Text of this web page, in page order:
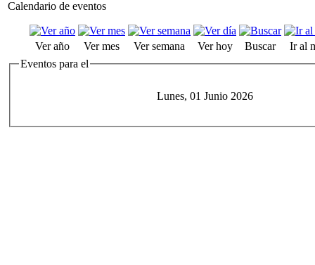
Calendario de eventos
Ver año Ver mes Ver semana Ver hoy Buscar
Ir al
Eventos para el
Lunes, 01 Junio 2026